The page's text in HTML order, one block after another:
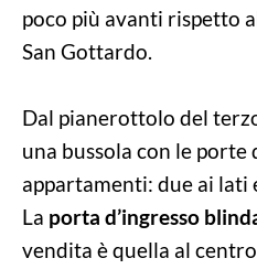
poco più avanti rispetto
San Gottardo.
Dal pianerottolo del
una bussola con le porte
appartamenti: due ai lati
La porta d’ingresso
vendita è quella al centro.